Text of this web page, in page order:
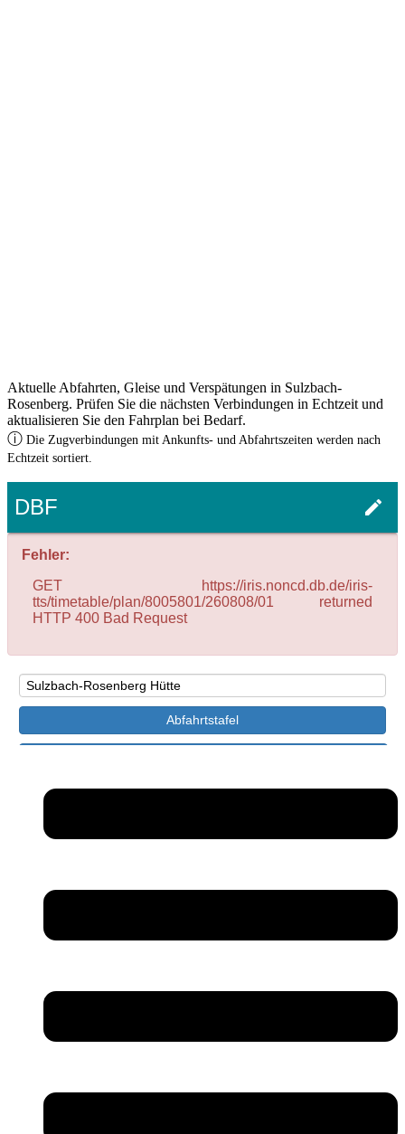
Aktuelle Abfahrten, Gleise und Verspätungen in Sulzbach-
Rosenberg. Prüfen Sie die nächsten Verbindungen in Echtzeit und
aktualisieren Sie den Fahrplan bei Bedarf.
ⓘ Die Zugverbindungen mit Ankunfts- und Abfahrtszeiten werden nach
Echtzeit sortiert.